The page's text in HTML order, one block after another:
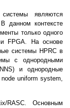
являются
данном контексте
только одного
FPGA. На основе
системы HPRC в
с однородными
и однородные
uniform system,
RASC. Основным